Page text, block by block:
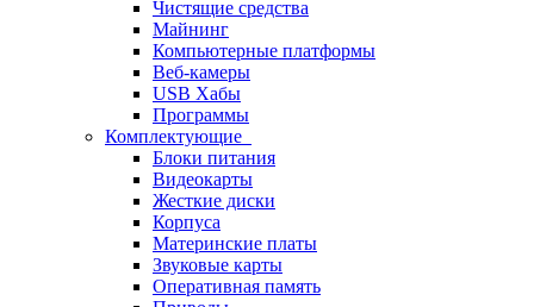
Чистящие средства
Майнинг
Компьютерные платформы
Веб-камеры
USB Хабы
Программы
Комплектующие
Блоки питания
Видеокарты
Жесткие диски
Корпуса
Материнские платы
Звуковые карты
Оперативная память